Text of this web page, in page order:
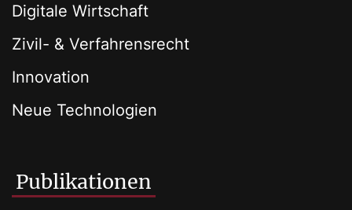
Digitale Wirtschaft
Zivil- & Verfahrensrecht
Innovation
Neue Technologien
Publikationen